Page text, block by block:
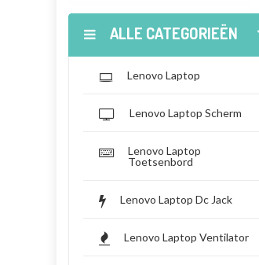
ALLE CATEGORIEËN
Lenovo Laptop
Lenovo Laptop Scherm
Lenovo Laptop
Toetsenbord
Lenovo Laptop Dc Jack
Lenovo Laptop Ventilator